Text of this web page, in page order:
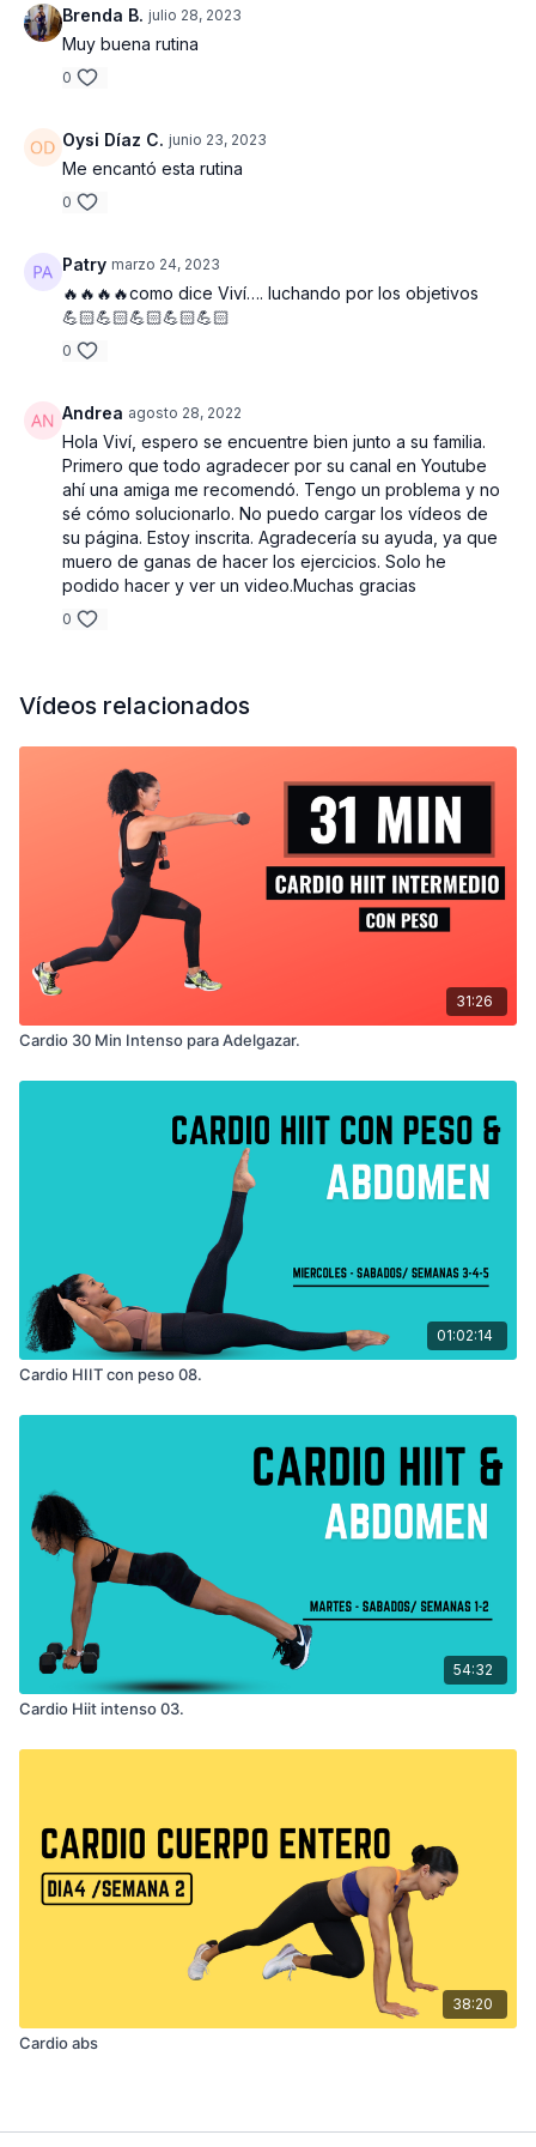
- En plancha, rodilla a pecho con deslizante, otra pierna
Bloque 2 Abs con deslizantes : 6 ejercicios | 2 series
- Crunches sentados con mancuerna
- En plancha rodilla toca codo contrario, otra pierna
- En plancha de codos elevaciones de caderas
- Mountain climbers con deslizantes
Brenda B. julio 28, 2023
Muy buena rutina
0
Oysi Díaz C. junio 23, 2023
Me encantó esta rutina
0
Patry marzo 24, 2023
🔥🔥🔥🔥como dice Viví…. luchando por los objetivos
💪🏻💪🏻💪🏻💪🏻💪🏻
0
Andrea agosto 28, 2022
Hola Viví, espero se encuentre bien junto a su familia.
Primero que todo agradecer por su canal en Youtube
ahí una amiga me recomendó. Tengo un problema y no
sé cómo solucionarlo. No puedo cargar los vídeos de
su página. Estoy inscrita. Agradecería su ayuda, ya que
muero de ganas de hacer los ejercicios. Solo he
podido hacer y ver un video.Muchas gracias
0
Vídeos relacionados
31:26
Cardio 30 Min Intenso para Adelgazar.
01:02:14
Cardio HIIT con peso 08.
54:32
Cardio Hiit intenso 03.
38:20
Cardio abs